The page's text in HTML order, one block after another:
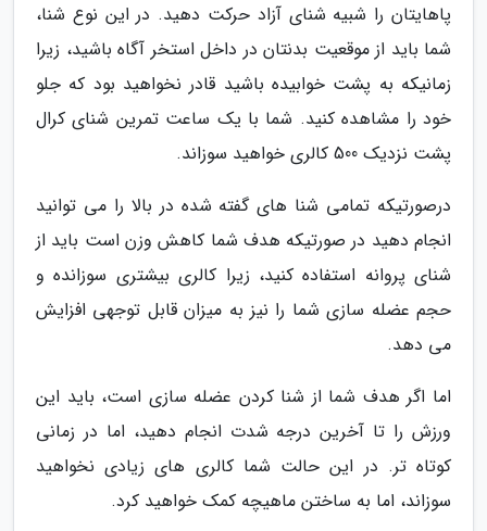
پاهایتان را شبیه شنای آزاد حرکت دهید. در این نوع شنا،
شما باید از موقعیت بدنتان در داخل استخر آگاه باشید، زیرا
زمانیکه به پشت خوابیده باشید قادر نخواهید بود که جلو
خود را مشاهده کنید. شما با یک ساعت تمرین شنای کرال
پشت نزدیک 500 کالری خواهید سوزاند.
درصورتیکه تمامی شنا های گفته شده در بالا را می توانید
انجام دهید در صورتیکه هدف شما کاهش وزن است باید از
شنای پروانه استفاده کنید، زیرا کالری بیشتری سوزانده و
حجم عضله سازی شما را نیز به میزان قابل توجهی افزایش
می دهد.
اما اگر هدف شما از شنا کردن عضله سازی است، باید این
ورزش را تا آخرین درجه شدت انجام دهید، اما در زمانی
کوتاه تر. در این حالت شما کالری های زیادی نخواهید
سوزاند، اما به ساختن ماهیچه کمک خواهید کرد.